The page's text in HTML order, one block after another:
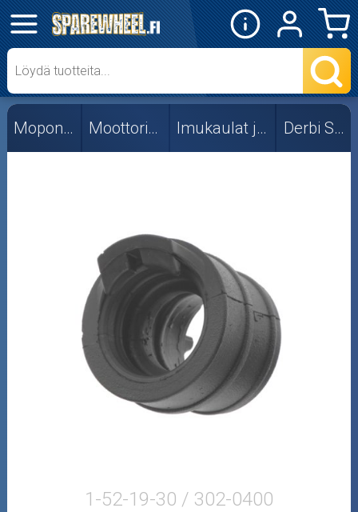
✕
Mopon osat
Skootterin osat
Crossipyörän osat
Moottorikelkan osat
Mopoauton osat
Mönkijän osat
Puutarha ja metsä
Mopon osat Moottorin osat Imukaulat ja läpät Derbi Senda
1-52-19-30 / 302-0400